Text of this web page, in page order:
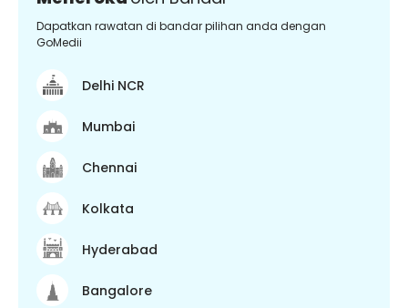
Dapatkan rawatan di bandar pilihan anda dengan
GoMedii
Delhi NCR
Mumbai
Chennai
Kolkata
Hyderabad
Bangalore